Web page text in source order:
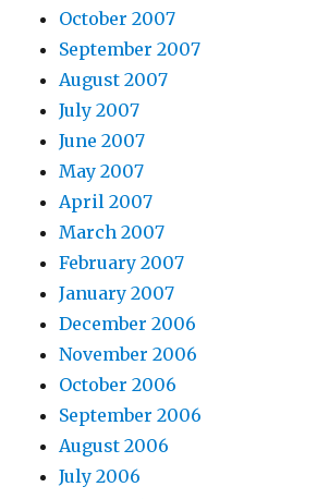
October 2007
September 2007
August 2007
July 2007
June 2007
May 2007
April 2007
March 2007
February 2007
January 2007
December 2006
November 2006
October 2006
September 2006
August 2006
July 2006